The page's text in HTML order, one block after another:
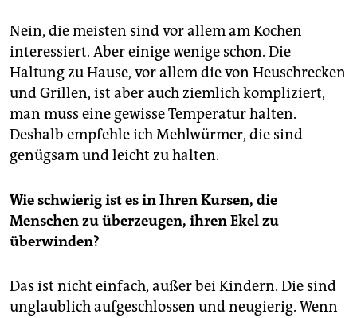
Nein, die meisten sind vor allem am Kochen
interessiert. Aber einige wenige schon. Die
Haltung zu Hause, vor allem die von Heuschrecken
und Grillen, ist aber auch ziemlich kompliziert,
man muss eine gewisse Temperatur halten.
Deshalb empfehle ich Mehlwürmer, die sind
genügsam und leicht zu halten.
Wie schwierig ist es in Ihren Kursen, die
Menschen zu überzeugen, ihren Ekel zu
überwinden?
Das ist nicht einfach, außer bei Kindern. Die sind
unglaublich aufgeschlossen und neugierig. Wenn